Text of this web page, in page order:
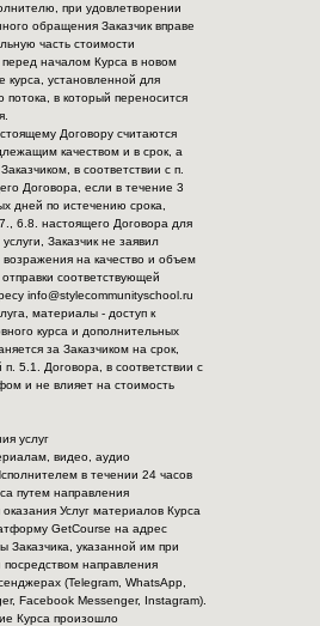
при удовлетворении
обращения Заказчик вправе
часть стоимости
перед началом Курса в новом
курса, установленной для
потока, в который переносится
Договору считаются
качеством и в срок, а
в соответствии с п.
Договора, если в течение 3
дней по истечению срока,
6.8. настоящего Договора для
Заказчик не заявил
на качество и объем
отправки соответствующей
info@stylecommunityschool.ru
материалы - доступ к
курса и дополнительных
за Заказчиком на срок,
5.1. Договора, в соответствии с
и не влияет на стоимость
услуг
видео, аудио
в течении 24 часов
путем направления
Услуг материалов Курса
GetCourse на адрес
Заказчика, указанной им при
посредством направления
(Telegram, WhatsApp,
Facebook Messenger, Instagram).
Курса произошло